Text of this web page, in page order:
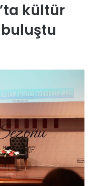
kültür